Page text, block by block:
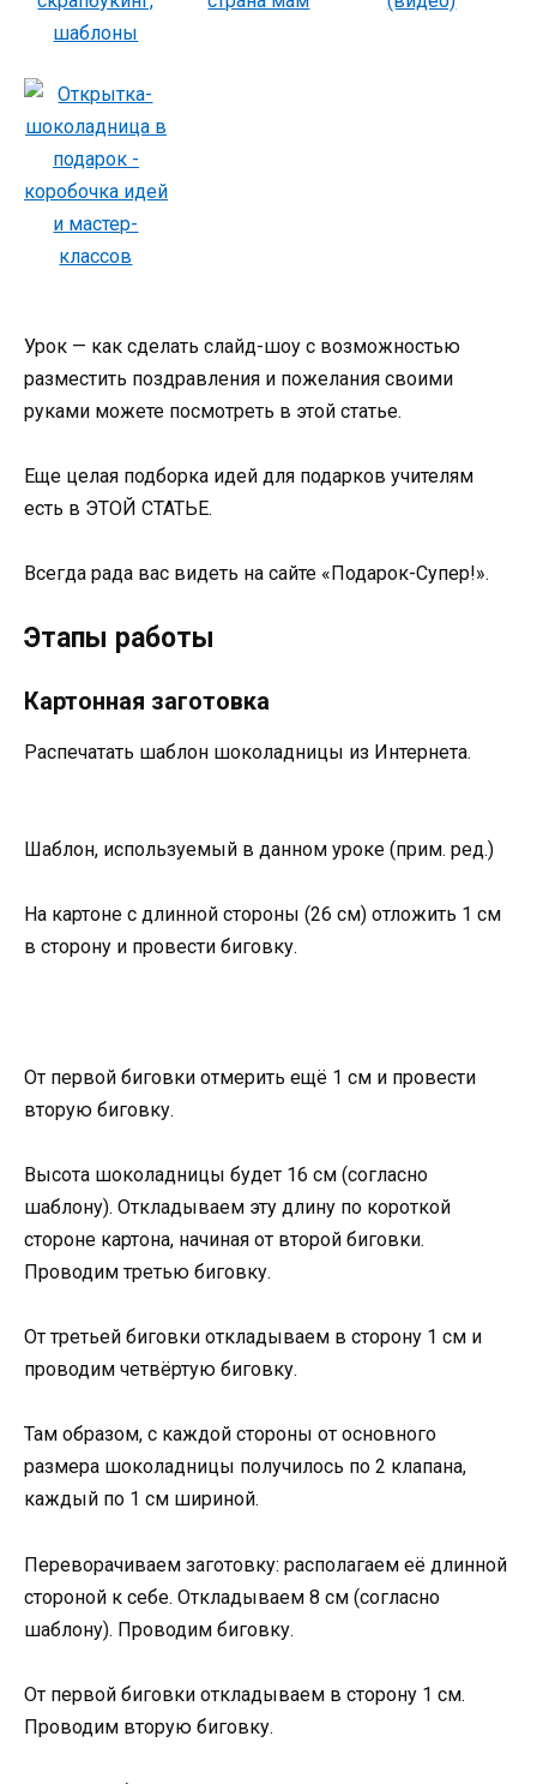
Урок — как сделать слайд-шоу с возможностью
разместить поздравления и пожелания своими
руками можете посмотреть в этой статье.
Еще целая подборка идей для подарков учителям
есть в ЭТОЙ СТАТЬЕ.
Всегда рада вас видеть на сайте «Подарок-Супер!».
Этапы работы
Картонная заготовка
Распечатать шаблон шоколадницы из Интернета.
Шаблон, используемый в данном уроке (прим. ред.)
На картоне с длинной стороны (26 см) отложить 1 см
в сторону и провести биговку.
От первой биговки отмерить ещё 1 см и провести
вторую биговку.
Высота шоколадницы будет 16 см (согласно
шаблону). Откладываем эту длину по короткой
стороне картона, начиная от второй биговки.
Проводим третью биговку.
От третьей биговки откладываем в сторону 1 см и
проводим четвёртую биговку.
Там образом, с каждой стороны от основного
размера шоколадницы получилось по 2 клапана,
каждый по 1 см шириной.
Переворачиваем заготовку: располагаем её длинной
стороной к себе. Откладываем 8 см (согласно
шаблону). Проводим биговку.
От первой биговки откладываем в сторону 1 см.
Проводим вторую биговку.